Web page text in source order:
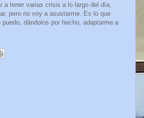
a tener varias crisis a lo largo del día,
pero no voy a asustarme. Es lo que
dándolos por hecho, adaptarme a